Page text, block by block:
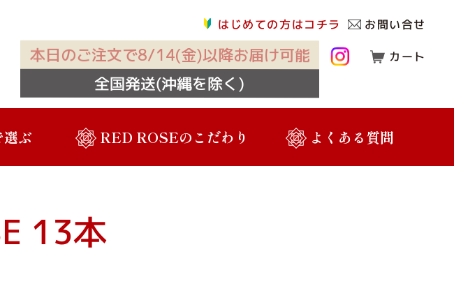
はじめての方はコチラ お問い合せ
本日のご注文で8/14(金)以降お届け可能
全国発送(沖縄を除く)
カート
選ぶ RED ROSEのこだわり よくある質問
13本